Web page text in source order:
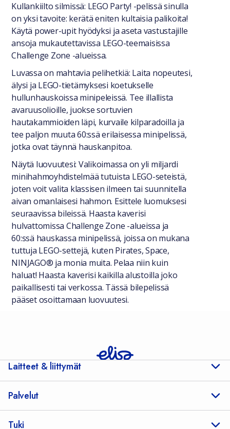
Kullankiilto silmissä: LEGO Party! -pelissä sinulla
on yksi tavoite: kerätä eniten kultaisia palikoita!
Käytä power-upit hyödyksi ja aseta vastustajille
ansoja mukautettavissa LEGO-teemaisissa
Challenge Zone -alueissa.
Luvassa on mahtavia pelihetkiä: Laita nopeutesi,
älysi ja LEGO-tietämyksesi koetukselle
hullunhauskoissa minipeleissä. Tee illallista
avaruusolioille, juokse sortuvien
hautakammioiden läpi, kurvaile kilparadoilla ja
tee paljon muuta 60:ssä erilaisessa minipelissä,
jotka ovat täynnä hauskanpitoa.
Näytä luovuutesi: Valikoimassa on yli miljardi
minihahmoyhdistelmää tutuista LEGO-seteistä,
joten voit valita klassisen ilmeen tai suunnitella
aivan omanlaisesi hahmon. Esittele luomuksesi
seuraavissa bileissä. Haasta kaverisi
hulvattomissa Challenge Zone -alueissa ja
60:ssä hauskassa minipelissä, joissa on mukana
tuttuja LEGO-settejä, kuten Pirates, Space,
NINJAGO® ja monia muita. Pelaa niin kuin
haluat! Haasta kaverisi kaikilla alustoilla joko
paikallisesti tai verkossa. Tässä bilepelissä
pääset osoittamaan luovuutesi.
Laitteet & liittymät
Palvelut
Tuki